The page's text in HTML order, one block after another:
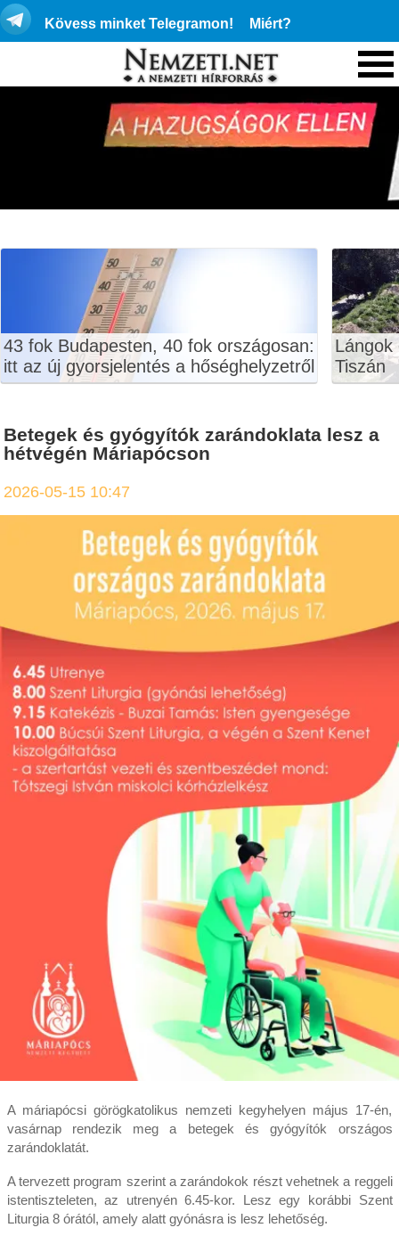
Kövess minket Telegramon! Miért?
43 fok Budapesten, 40 fok országosan:
itt az új gyorsjelentés a hőséghelyzetről
Lángok
Tiszán
Betegek és gyógyítók zarándoklata lesz a
hétvégén Máriapócson
2026-05-15 10:47
A máriapócsi görögkatolikus nemzeti kegyhelyen május 17-én,
vasárnap rendezik meg a betegek és gyógyítók országos
zarándoklatát.
A tervezett program szerint a zarándokok részt vehetnek a reggeli
istentiszteleten, az utrenyén 6.45-kor. Lesz egy korábbi Szent
Liturgia 8 órától, amely alatt gyónásra is lesz lehetőség.